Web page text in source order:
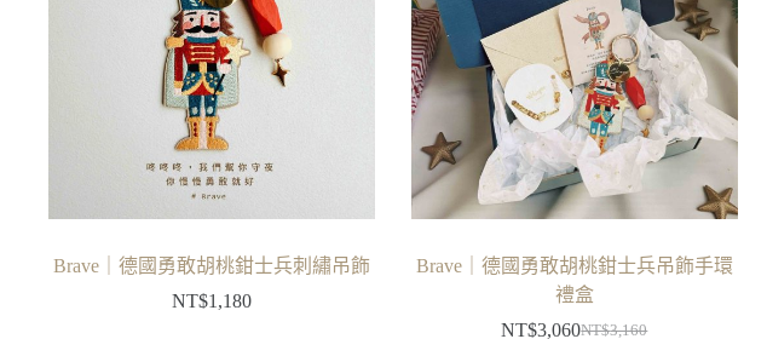
式。
可
在
產
品
頁
面
選
選
項
Brave｜德國勇敢胡桃鉗士兵刺繡吊飾
NT$1,180
Brave｜德國勇敢胡桃鉗士兵吊飾手環
禮盒
NT$3,160
NT$3,060